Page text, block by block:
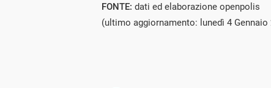
FONTE: dati ed elaborazione openpolis
(ultimo aggiornamento: lunedì 4 Gennaio